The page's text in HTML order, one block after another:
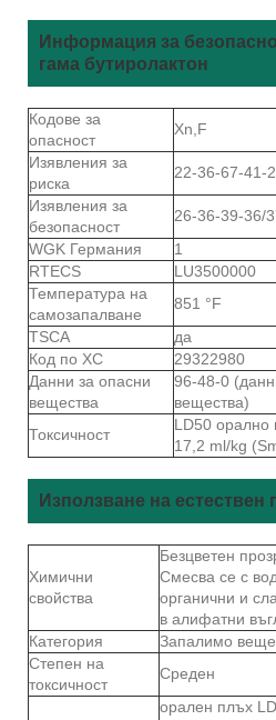
Информация за
гама бутиролактон
Кодове за
опасност
Xn,F
Изявления за
риска
22-36-67-41-
Изявления за
безопасност
26-36-39-36/
WGK Германия
1
RTECS
LU3500000
Температура на
самозапалване
851 °F
TSCA
да
Код по ХС
29322980
Данни за опасни
вещества
96-48-0
вещества)
Токсичност
LD50 орално
17,2 ml/kg
Използване на естествен
Химични
свойства
Безцветен
Смесва се с
органични и
в алифатни
Категория
Запалимо
Степен на
токсичност
Среден
орален плъх